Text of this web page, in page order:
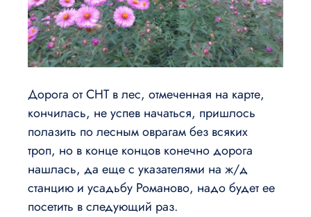
Дорога от СНТ в лес, отмеченная на карте,
кончилась, не успев начаться, пришлось
полазить по лесным оврагам без всяких
троп, но в конце концов конечно дорога
нашлась, да еще с указателями на ж/д
станцию и усадьбу Романово, надо будет ее
посетить в следующий раз.